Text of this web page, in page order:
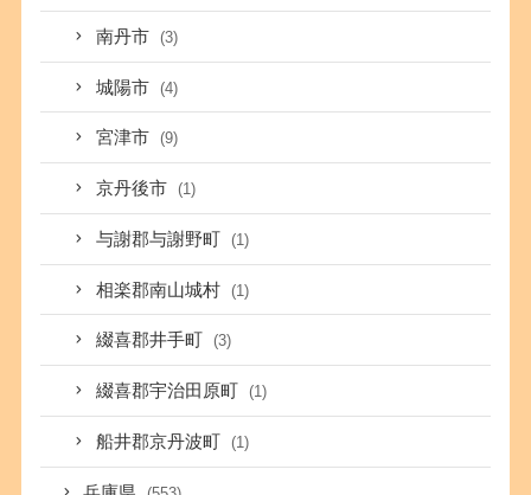
南丹市 (3)
城陽市 (4)
宮津市 (9)
京丹後市 (1)
与謝郡与謝野町 (1)
相楽郡南山城村 (1)
綴喜郡井手町 (3)
綴喜郡宇治田原町 (1)
船井郡京丹波町 (1)